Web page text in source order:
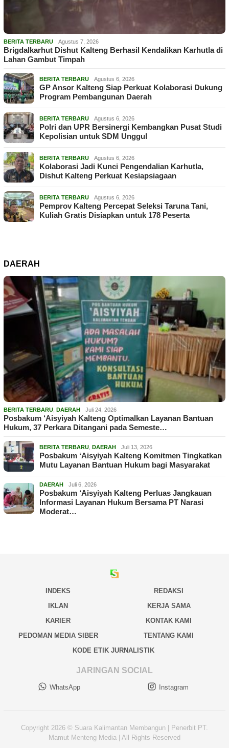
BERITA TERBARU Agustus 7, 2026
Brigdalkarhut Dishut Kalteng Berhasil Kendalikan Karhutla di
Lahan Gambut Timpah
BERITA TERBARU Agustus 6, 2026
GP Ansor Kalteng Siap Perkuat Kolaborasi Dukung
Program Pembangunan Daerah
BERITA TERBARU Agustus 6, 2026
Polri dan UPR Bersinergi Kembangkan Pusat Studi
Kepolisian untuk SDM Unggul
BERITA TERBARU Agustus 6, 2026
Kolaborasi Jadi Kunci Pengendalian Karhutla,
Dishut Kalteng Perkuat Kesiapsiagaan
BERITA TERBARU Agustus 6, 2026
Pemprov Kalteng Percepat Seleksi Taruna Tani,
Kuliah Gratis Disiapkan untuk 178 Peserta
DAERAH
BERITA TERBARU DAERAH Juli 24, 2026
Posbakum ‘Aisyiyah Kalteng Optimalkan Layanan Bantuan
Hukum, 37 Perkara Ditangani pada Semeste…
BERITA TERBARU DAERAH Juli 13, 2026
Posbakum ‘Aisyiyah Kalteng Komitmen Tingkatkan
Mutu Layanan Bantuan Hukum bagi Masyarakat
DAERAH Juli 6, 2026
Posbakum ‘Aisyiyah Kalteng Perluas Jangkauan
Informasi Layanan Hukum Bersama PT Narasi
Moderat…
INDEKS
REDAKSI
IKLAN
KERJA SAMA
KARIER
KONTAK KAMI
PEDOMAN MEDIA SIBER
TENTANG KAMI
KODE ETIK JURNALISTIK
JARINGAN SOCIAL
WhatsApp Instagram
Copyright 2026 © Suara Kalimantan Membangun | Penerbit PT.
Mamut Menteng Media | All Rights Reserved